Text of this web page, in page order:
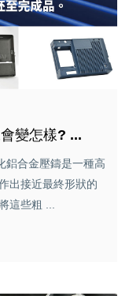
變怎樣? ...
鋁合金壓鑄是一種高
出接近最終形狀的
這些粗 ...